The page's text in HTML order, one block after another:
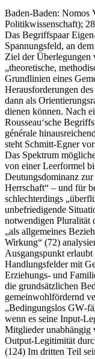
Baden-Baden: Nomos
Politikwissenschaft);
Das Begriffspaar
Spannungsfeld, an
Ziel der Überlegungen
„theoretische,
Grundlinien eines
Herausforderungen
dann als
dienen können. Nach
Rousseau‘sche
générale
steht Schmitt‑Egner
Das Spektrum
von einer Leerformel
Deutungsdominanz
Herrschaft“ – und für
schlechterdings
unbefriedigende
notwendigen Pluralität
„als allgemeines
Wirkung“ (72)
Ausgangspunkt
Handlungsfelder mit
Erziehungs‑ und
die grundsätzlichen
gemeinwohlfördernd
„Bedingungslos
wenn es seine
Mitglieder
Output‑Legitimität
(124) Im dritten Teil